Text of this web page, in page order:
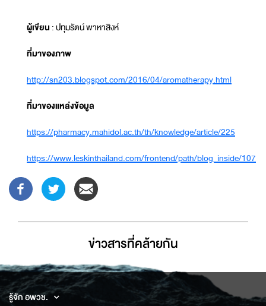
ผู้เขียน : ปทุมรัตน์ พาหาสิงห์
ที่มาของภาพ
http://sn203.blogspot.com/2016/04/aromatherapy.html
ที่มาของแหล่งข้อมูล
https://pharmacy.mahidol.ac.th/th/knowledge/article/225
https://www.leskinthailand.com/frontend/path/blog_inside/107
ข่าวสารที่่คล้ายกัน
รู้จัก อพวช.